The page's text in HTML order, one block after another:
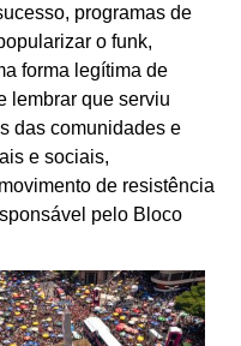
programas de
o funk,
forma legítima de
lembrar que serviu
das comunidades e
e sociais,
de resistência
pelo Bloco